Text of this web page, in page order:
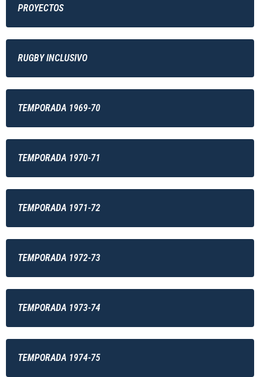
PROYECTOS
RUGBY INCLUSIVO
TEMPORADA 1969-70
TEMPORADA 1970-71
TEMPORADA 1971-72
TEMPORADA 1972-73
TEMPORADA 1973-74
TEMPORADA 1974-75